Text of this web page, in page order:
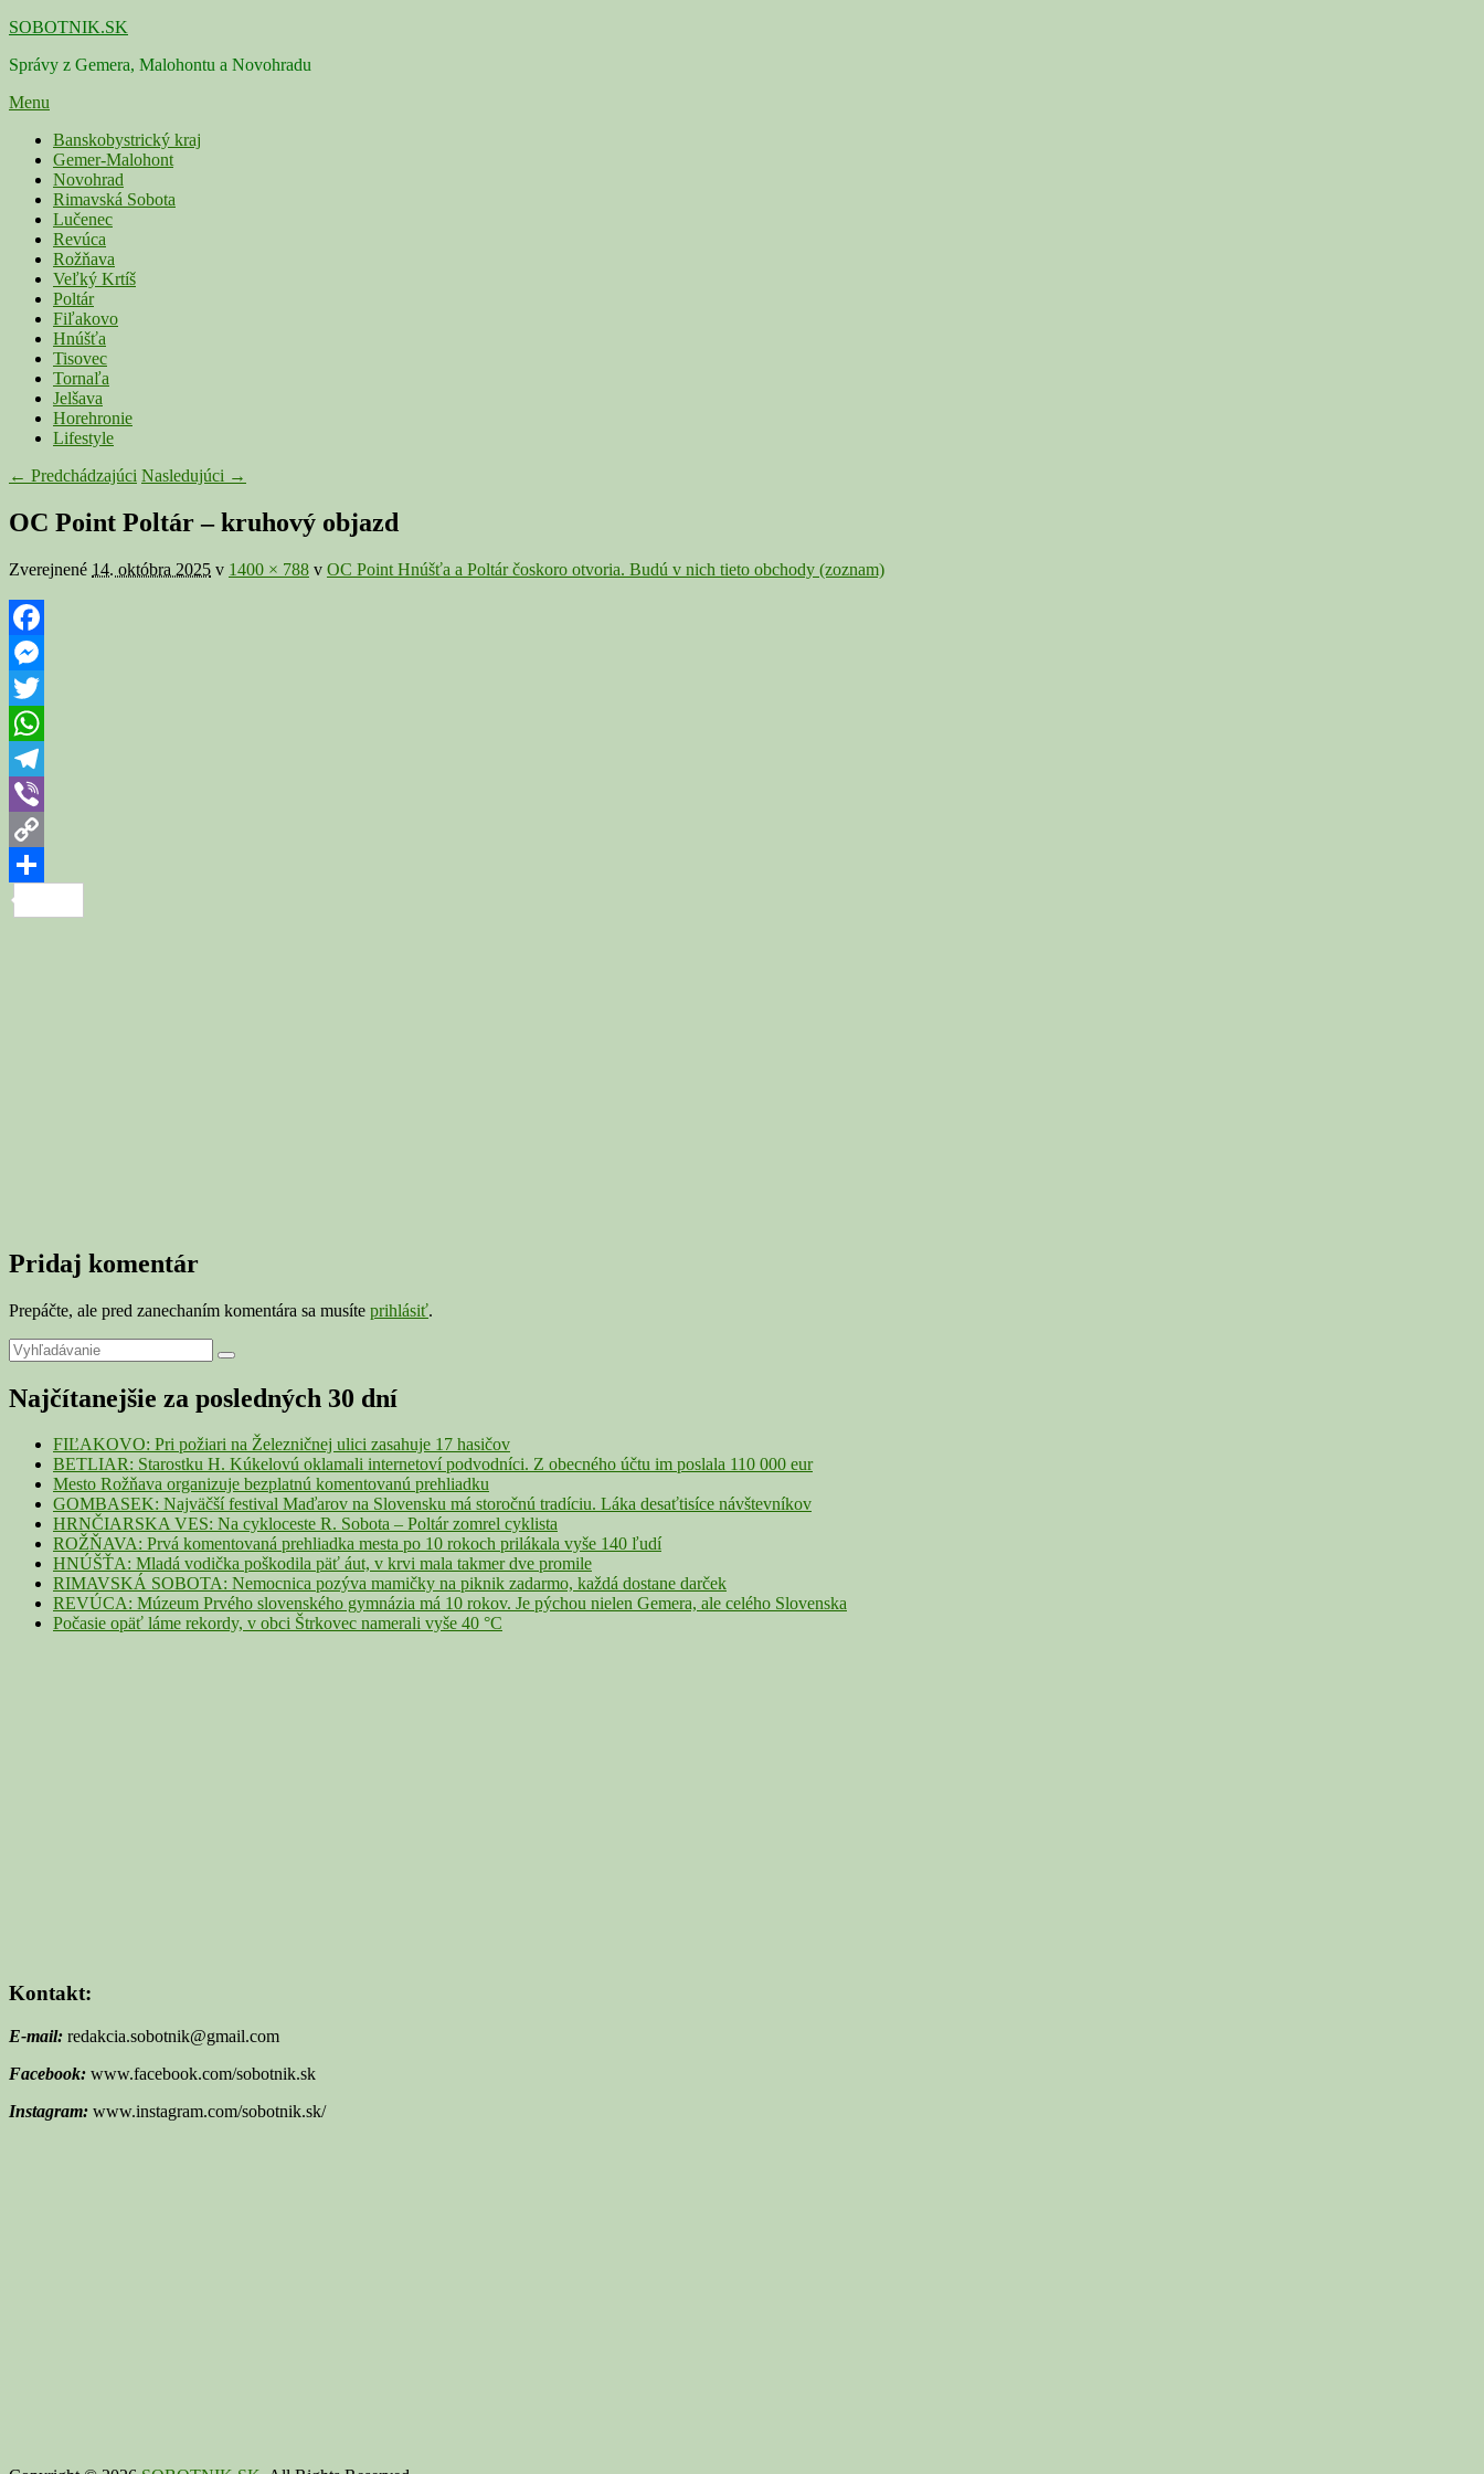
Skip
content
SOBOTNIK.SK
Správy z Gemera, Malohontu a Novohradu
Menu
Primárne
menu
Banskobystrický kraj
Gemer-Malohont
Novohrad
Rimavská Sobota
Lučenec
Revúca
Rožňava
Veľký Krtíš
Poltár
Fiľakovo
Hnúšťa
Tisovec
Tornaľa
Jelšava
Horehronie
Lifestyle
Navigácia
galérii
← Predchádzajúci Nasledujúci →
OC Point Poltár – kruhový objazd
Zverejnené 14. októbra 2025 v 1400 × 788 v OC Point Hnúšťa a Poltár čoskoro otvoria. Budú v nich tieto obchody (zoznam)
Facebook
Messenger
Twitter
WhatsApp
Telegram
Viber
Copy
Link
Pridaj komentár
Prepáčte, ale pred zanechaním komentára sa musíte prihlásiť.
Primary
Sidebar
Widget
Area
Search
for:
Search
Najčítanejšie za posledných 30 dní
FIĽAKOVO: Pri požiari na Železničnej ulici zasahuje 17 hasičov
BETLIAR: Starostku H. Kúkelovú oklamali internetoví podvodníci. Z obecného účtu im poslala 110 000 eur
Mesto Rožňava organizuje bezplatnú komentovanú prehliadku
GOMBASEK: Najväčší festival Maďarov na Slovensku má storočnú tradíciu. Láka desaťtisíce návštevníkov
HRNČIARSKA VES: Na cykloceste R. Sobota – Poltár zomrel cyklista
ROŽŇAVA: Prvá komentovaná prehliadka mesta po 10 rokoch prilákala vyše 140 ľudí
HNÚŠŤA: Mladá vodička poškodila päť áut, v krvi mala takmer dve promile
RIMAVSKÁ SOBOTA: Nemocnica pozýva mamičky na piknik zadarmo, každá dostane darček
REVÚCA: Múzeum Prvého slovenského gymnázia má 10 rokov. Je pýchou nielen Gemera, ale celého Slovenska
Počasie opäť láme rekordy, v obci Štrkovec namerali vyše 40 °C
Kontakt:
E-mail: redakcia.sobotnik@gmail.com
Facebook: www.facebook.com/sobotnik.sk
Instagram: www.instagram.com/sobotnik.sk/